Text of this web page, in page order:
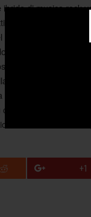
di musica rock
Farrel e Dave
e con i Red
dal cosiddetto
ampiamente.
voce di Farrel
ora
discreto e tutto
fare buona
+1